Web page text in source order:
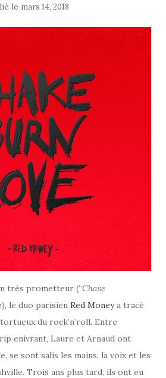
le mars 14, 2018
très prometteur (“Chase
), le duo parisien Red Moneya tracé
du rock’n’roll. Entre
enivrant, Laure et Arnaud ont
se sont salis les mains, la voix et les
Trois ans plus tard, ils ont eu